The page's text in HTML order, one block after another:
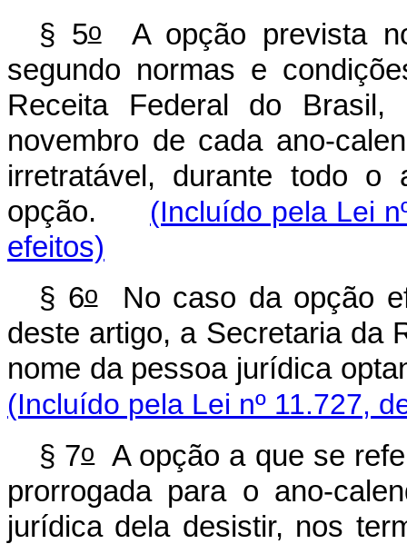
§ 5oA opção prevista
segundo normas e
Receita Federal do
novembro de cada ano-
irretratável, durante todo o
opção. (Incluído pela Lei
efeitos)
§ 6oNo caso da opção
deste artigo, a Secretaria da
nome da pessoa jurídica
(Incluído pela Lei nº 11.727,
§ 7oA opção a que se
prorrogada para o ano-
jurídica dela desistir, nos